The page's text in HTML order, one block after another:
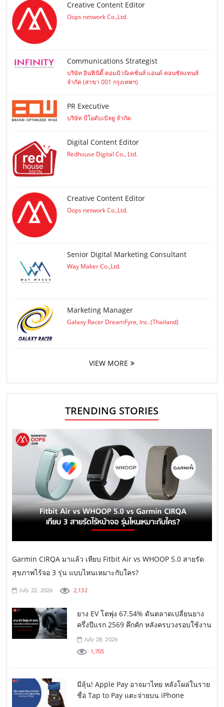
Creative Content Editor
Oops network Co.,Ltd.
Communications Strategist
บริษัท อินฟินิตี้ คอมมิวนิเคชั่นส์ แอนด์ คอนซัลแทนส์
จำกัด (สาขา 001 กรุงเทพฯ)
PR Executive
บริษัท บีโอดับเบิลยู จำกัด
Digital Content Editor
Redhouse Digital Co., Ltd.
Creative Content Editor
Oops network Co.,Ltd.
Senior Digital Marketing Consultant
Way Maker Co.,Ltd.
Marketing Manager
Galaxy Racer DreamFyre, Inc. (Thailand)
VIEW MORE
TRENDING STORIES
Garmin CIRQA มาแล้ว เทียบ Fitbit Air vs WHOOP 5.0 สายรัด
สุขภาพไร้จอ 3 รุ่น แบบไหนเหมาะกับใคร?
July 22, 2026 2,132
ยาง EV โตพุ่ง 67.54% ดันตลาดเปลี่ยนยาง
ครึ่งปีแรก 2569 คึกคัก หลังครบวงรอบใช้งาน
July 28, 2026
1,705
มีลุ้น! Apple Pay อาจมาไทย หลังโผล่ในราย
ชื่อ Tap to Pay แตะจ่ายบน iPhone